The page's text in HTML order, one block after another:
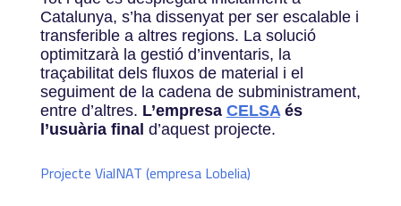
Catalunya, s’ha dissenyat per ser escalable i
transferible a altres regions. La solució
optimitzarà la gestió d’inventaris, la
traçabilitat dels fluxos de material i el
seguiment de la cadena de subministrament,
entre d’altres. L’empresa CELSAés
l’usuària final d’aquest projecte.
Projecte VialNAT (empresa Lobelia)